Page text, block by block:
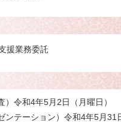
援業務委託
令和4年5月2日（月曜日）
ンテーション）令和4年5月31